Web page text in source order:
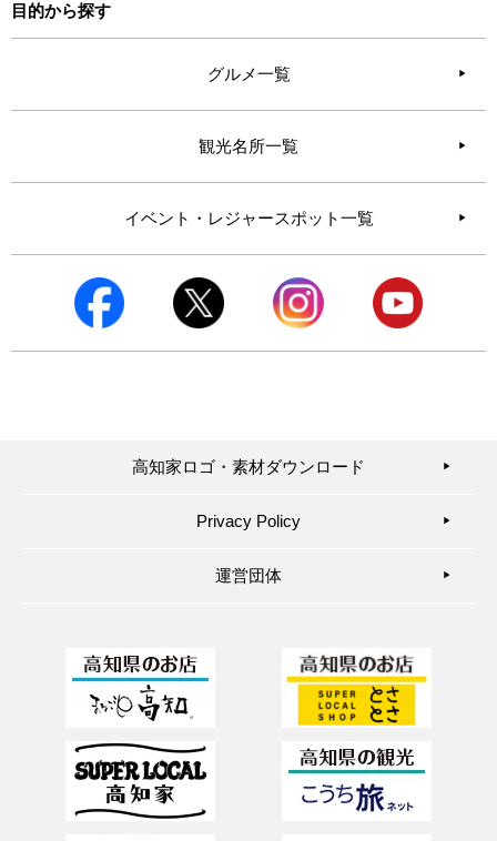
目的から探す
グルメ一覧
観光名所一覧
イベント・レジャースポット一覧
高知家ロゴ・素材ダウンロード ▶︎
Privacy Policy ▶︎
運営団体 ▶︎